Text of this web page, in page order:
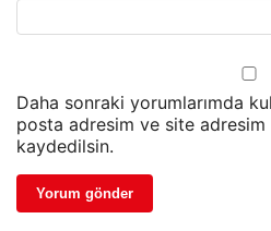
Daha sonraki yorumlarımda
posta adresim ve site adresim
kaydedilsin.